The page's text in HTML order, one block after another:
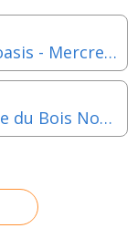
Guérande - Visite guidée de l'Ecoasis - Mercredi 12 aout 2026
Saint Lyphard - Visite de la ferme du Bois Nozay : Les Chèvres du Bois Nozay - Mercredi 12 aout 2026